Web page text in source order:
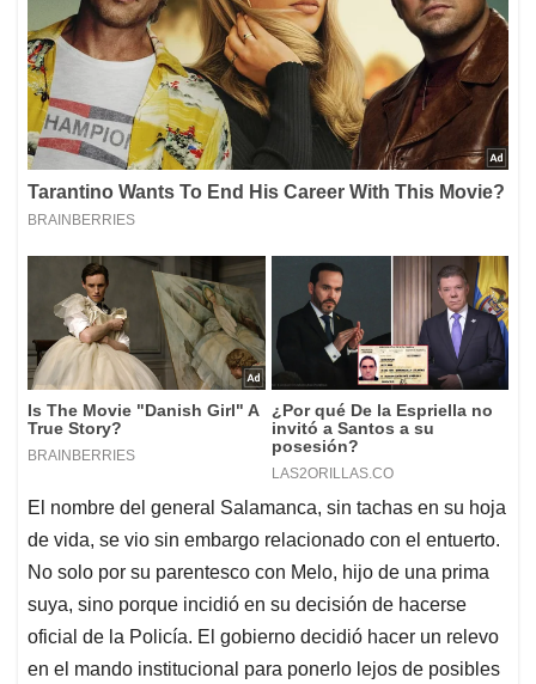
El nombre del general Salamanca, sin tachas en su hoja
de vida, se vio sin embargo relacionado con el entuerto.
No solo por su parentesco con Melo, hijo de una prima
suya, sino porque incidió en su decisión de hacerse
oficial de la Policía. El gobierno decidió hacer un relevo
en el mando institucional para ponerlo lejos de posibles